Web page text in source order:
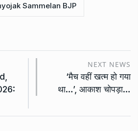
Sammelan BJP
NEXT NEWS
‘मैच वहीं खत्म हो गया
था…’, आकाश चोपड़ा…